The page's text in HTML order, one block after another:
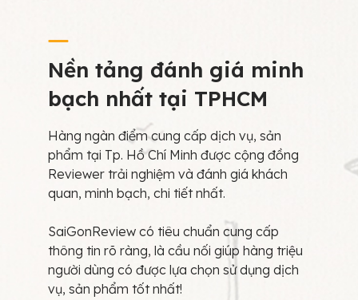
Nền tảng đánh giá minh
bạch nhất tại TPHCM
Hàng ngàn điểm cung cấp dịch vụ, sản
phẩm tại Tp. Hồ Chí Minh được cộng đồng
Reviewer trải nghiệm và đánh giá khách
quan, minh bạch, chi tiết nhất.
SaiGonReview có tiêu chuẩn cung cấp
thông tin rõ ràng, là cầu nối giúp hàng triệu
người dùng có được lựa chọn sử dụng dịch
vụ, sản phẩm tốt nhất!